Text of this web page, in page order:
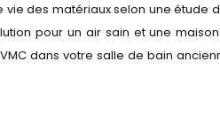
des matériaux selon une étude de
pour un air sain et une
dans votre salle de bain